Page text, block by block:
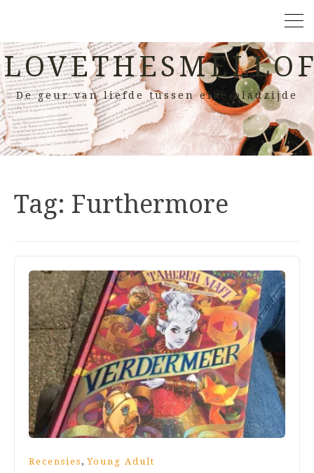
De geur van liefde tussen elke bladzijde
Tag: Furthermore
Recensies , Young Adult